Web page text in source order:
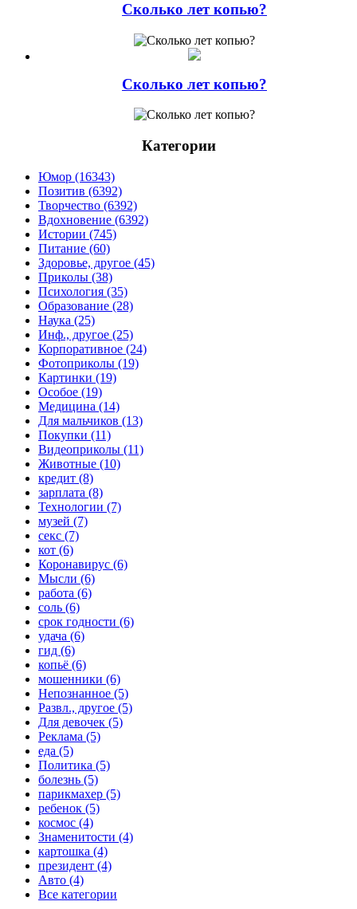
Сколько лет копью?
Сколько лет копью?
Категории
Юмор (16343)
Позитив (6392)
Творчество (6392)
Вдохновение (6392)
Истории (745)
Питание (60)
Здоровье, другое (45)
Приколы (38)
Психология (35)
Образование (28)
Наука (25)
Инф., другое (25)
Корпоративное (24)
Фотоприколы (19)
Картинки (19)
Особое (19)
Медицина (14)
Для мальчиков (13)
Покупки (11)
Видеоприколы (11)
Животные (10)
кредит (8)
зарплата (8)
Технологии (7)
музей (7)
секс (7)
кот (6)
Коронавирус (6)
Мысли (6)
работа (6)
соль (6)
срок годности (6)
удача (6)
гид (6)
копьё (6)
мошенники (6)
Непознанное (5)
Развл., другое (5)
Для девочек (5)
Реклама (5)
еда (5)
Политика (5)
болезнь (5)
парикмахер (5)
ребенок (5)
космос (4)
Знаменитости (4)
картошка (4)
президент (4)
Авто (4)
Все категории